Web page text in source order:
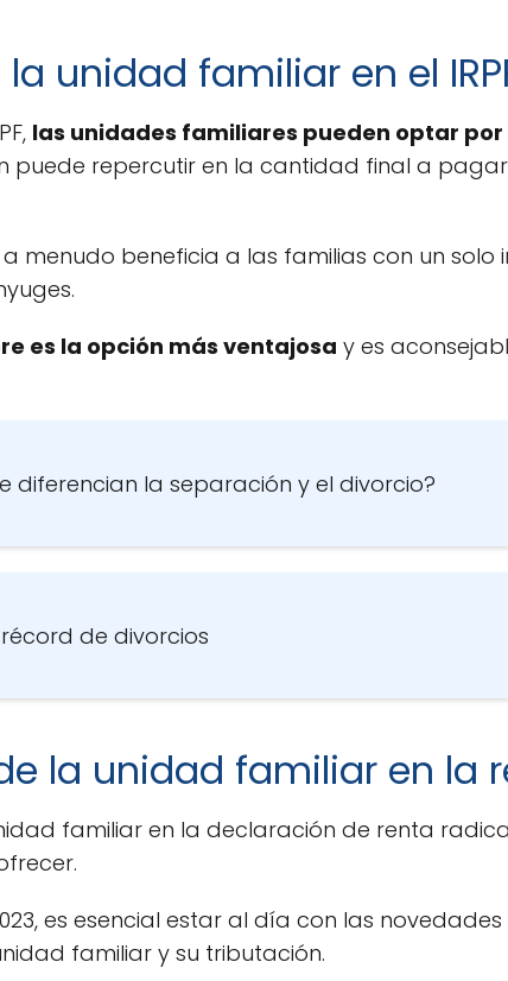
unidad familiar en el
las unidades familiares pueden optar
puede repercutir en la cantidad final a
menudo beneficia a las familias con un solo
es la opción más ventajosa y es
diferencian la separación y el divorcio?
de divorcios
la unidad familiar en la
familiar en la declaración de renta
es esencial estar al día con las
familiar y su tributación.